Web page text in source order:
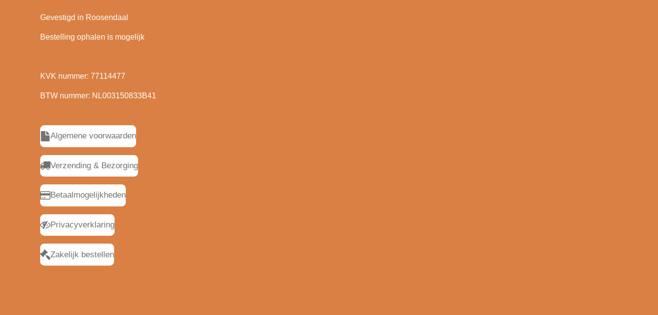
Gevestigd in Roosendaal
Bestelling ophalen is mogelijk
KVK nummer: 77114477
BTW nummer: NL003150833B41
Algemene voorwaarden
Verzending & Bezorging
Betaalmogelijkheden
Privacyverklaring
Zakelijk bestellen